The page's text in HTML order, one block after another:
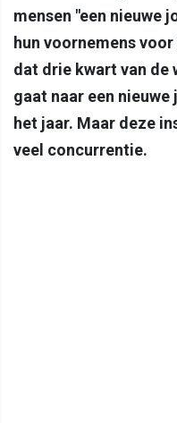
mensen "een nieuwe
hun voornemens
dat drie kwart van de
gaat naar een nieuwe
het jaar. Maar deze
veel concurrentie.